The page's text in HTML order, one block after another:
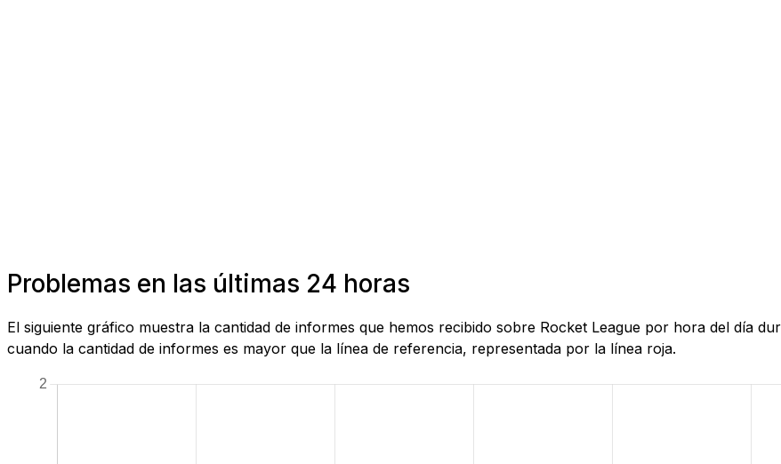
Problemas en las últimas 24 horas
El siguiente gráfico muestra la cantidad de informes que hemos recibido sobre Rocket League por hora del día
cuando la cantidad de informes es mayor que la línea de referencia, representada por la línea roja.